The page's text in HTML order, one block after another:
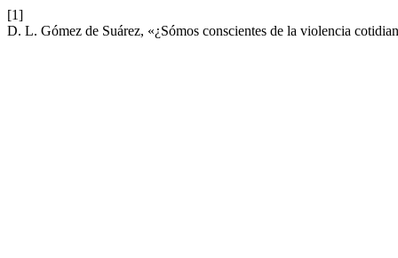
[1]
D. L. Gómez de Suárez, «¿Sómos conscientes de la violencia